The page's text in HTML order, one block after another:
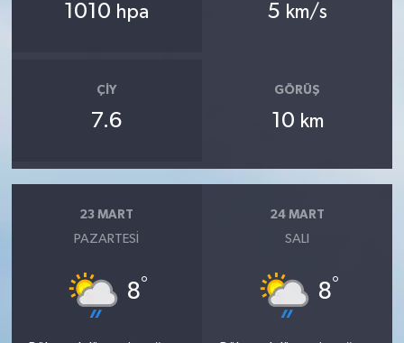
1010 hpa 5 km/s
ÇIY
7.6
GÖRÜŞ
10 km
23 MART
PAZARTESI
8°
24 MART
SALI
8°